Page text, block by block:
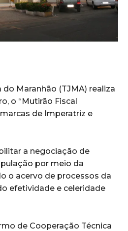
Maranhão (TJMA) realiza
o “Mutirão Fiscal
de Imperatriz e
a negociação de
por meio da
o acervo de processos da
efetividade e celeridade
de Cooperação Técnica